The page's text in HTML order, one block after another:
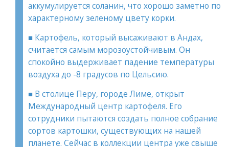
аккумулируется соланин, что хорошо заметно по
характерному зеленому цвету корки.
■ Картофель, который высаживают в Андах,
считается самым морозоустойчивым. Он
спокойно выдерживает падение температуры
воздуха до -8 градусов по Цельсию.
■ В столице Перу, городе Лиме, открыт
Международный центр картофеля. Его
сотрудники пытаются создать полное собрание
сортов картошки, существующих на нашей
планете. Сейчас в коллекции центра уже свыше